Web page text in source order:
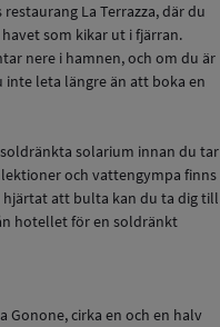
La Terrazza, där du
som kikar ut i fjärran.
nere i hamnen, och om du är
leta längre än att boka en
solarium innan du tar
och vattengympa finns
att bulta kan du ta dig till
hotellet för en soldränkt
Gonone, cirka en och en halv